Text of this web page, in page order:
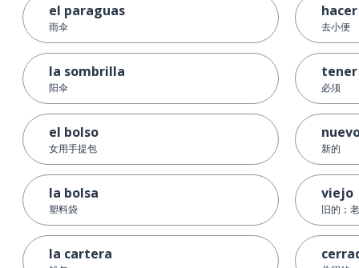
el paraguas
雨伞
la sombrilla
阳伞
el bolso
女用手提包
la bolsa
塑料袋
la cartera
去小便
必须
新的
viejo
旧的；